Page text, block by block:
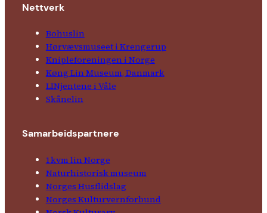
Nettverk
Bohuslin
Hørvævs­museet i Krengerup
Kniple­foreningen i Norge
Køng Lin Museum, Danmark
LINjentene i Våle
Skånelin
Samarbeids­partnere
1kvm lin Norge
Natur­his­torisk­ museum
Norges Husflids­lag
Norges Kultur­vern­forbund